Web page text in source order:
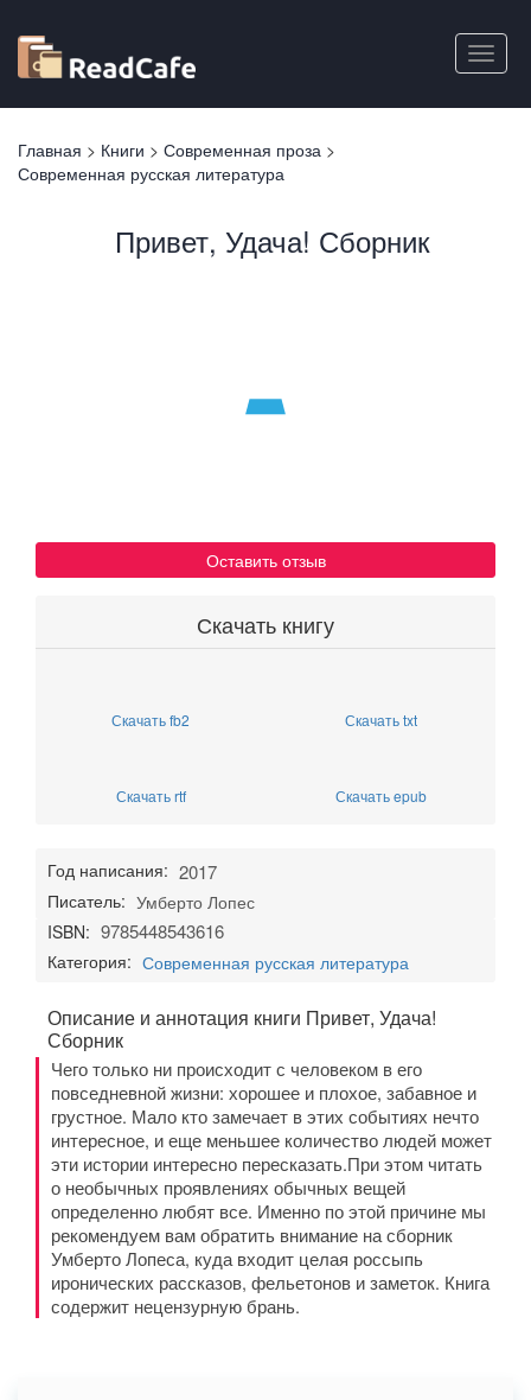
основному
содержанию
Toggle
Вы
здесь
Главная > Книги > Современная проза >
Современная русская литература
Привет, Удача! Сборник
Оставить отзыв
Скачать книгу
Скачать fb2 Скачать txt
Скачать rtf Скачать epub
Год написания: 2017
Писатель: Умберто Лопес
ISBN: 9785448543616
Категория: Современная русская литература
Описание и аннотация книги Привет, Удача!
Сборник
Чего только ни происходит с человеком в его
повседневной жизни: хорошее и плохое, забавное и
грустное. Мало кто замечает в этих событиях нечто
интересное, и еще меньшее количество людей может
эти истории интересно пересказать.При этом читать
о необычных проявлениях обычных вещей
определенно любят все. Именно по этой причине мы
рекомендуем вам обратить внимание на сборник
Умберто Лопеса, куда входит целая россыпь
иронических рассказов, фельетонов и заметок. Книга
содержит нецензурную брань.